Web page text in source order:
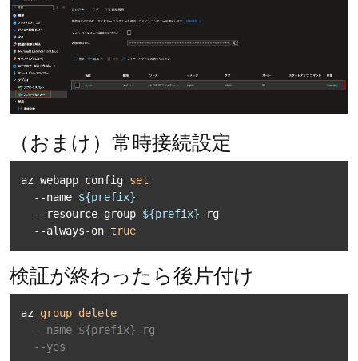
（おまけ）常時接続設定
az webapp config set
  --name
${prefix}
  --resource-group
${prefix}-rg
  --always-on
true
検証が終わったら後片付け
az group delete
--name ${prefix}-rg
--yes